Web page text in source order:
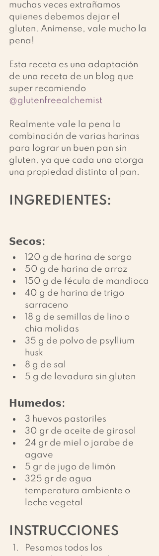
muchas veces extrañamos
quienes debemos dejar el
gluten. Anímense, vale mucho la
pena!
Esta receta es una adaptación
de una receta de un blog que
super recomiendo
@glutenfreealchemist
Realmente vale la pena la
combinación de varias harinas
para lograr un buen pan sin
gluten, ya que cada una otorga
una propiedad distinta al pan.
INGREDIENTES:
𝗦𝗲𝗰𝗼𝘀:
120 g de harina de sorgo
50 g de harina de arroz
150 g de fécula de mandioca
40 g de harina de trigo
sarraceno
18 g de semillas de lino o
chia molidas
35 g de polvo de psyllium
husk
8 g de sal
5 g de levadura sin gluten
𝗛𝘂𝗺𝗲𝗱𝗼𝘀:
3 huevos pastoriles
30 gr de aceite de girasol
24 gr de miel o jarabe de
agave
5 gr de jugo de limón
325 gr de agua
temperatura ambiente o
leche vegetal
INSTRUCCIONES
Pesamos todos los